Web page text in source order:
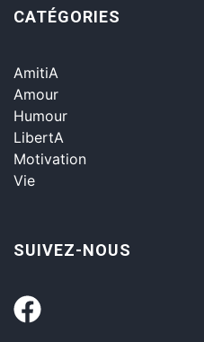
CATÉGORIES
AmitiA
Amour
Humour
LibertA
Motivation
Vie
SUIVEZ-NOUS